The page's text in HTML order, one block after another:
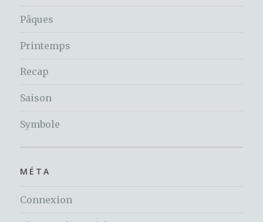
Pâques
Printemps
Recap
Saison
Symbole
MÉTA
Connexion